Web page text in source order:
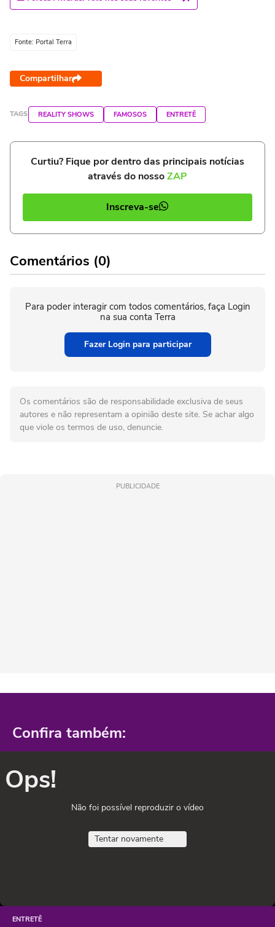
Fonte: Portal Terra
Compartilhar
TAGS REALITY SHOWS FAMOSOS ENTRETÊ
Curtiu? Fique por dentro das principais notícias
através do nossoZAP
Inscreva-se
Comentários (0)
Para poder interagir com todos comentários, faça Login
na sua conta Terra
Fazer Login para participar
Os comentários são de responsabilidade exclusiva de seus
autores e não representam a opinião deste site. Se achar algo
que viole os termos de uso, denuncie.
PUBLICIDADE
Confira também:
Ops!
Não foi possível reproduzir o vídeo
Tentar novamente
ENTRETÊ